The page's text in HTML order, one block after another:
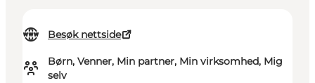
Besøk nettside
Børn, Venner, Min partner, Min virksomhed, Mig
selv